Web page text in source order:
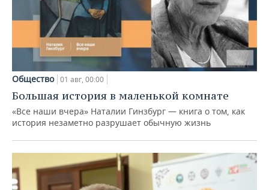
Общество 01 авг, 00:00
Большая история в маленькой комнате
«Все наши вчера» Наталии Гинзбург — книга о том, как
история незаметно разрушает обычную жизнь